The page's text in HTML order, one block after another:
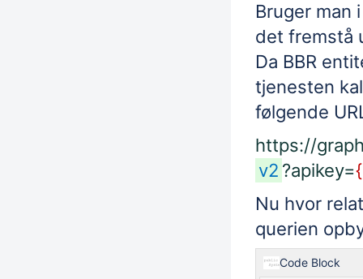
Bruger man
det fremstå
Da BBR
tjenesten
følgende
https://
v2 ?apikey=
Nu hvor
querien
Code Block